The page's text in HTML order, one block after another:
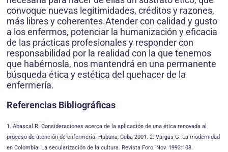
convoque nuevas legitimidades, créditos y razones,
más libres y coherentes.Atender con calidad y gusto
a los enfermos, potenciar la humanización y eficacia
de las prácticas profesionales y responder con
responsabilidad por la realidad con la que tenemos
que habérnosla, nos mantendrá en una permanente
búsqueda ética y estética del quehacer de la
enfermería.
Referencias Bibliográficas
1. Abascal R. Consideraciones acerca de la aplicación de una ética renovada al
proceso de atención de enfermería. Habana, Cuba 2001. 2. Vargas G. La modernidad
en Colombia: La secularización de la cultura. Revista Foro. Nov. 1993:108.